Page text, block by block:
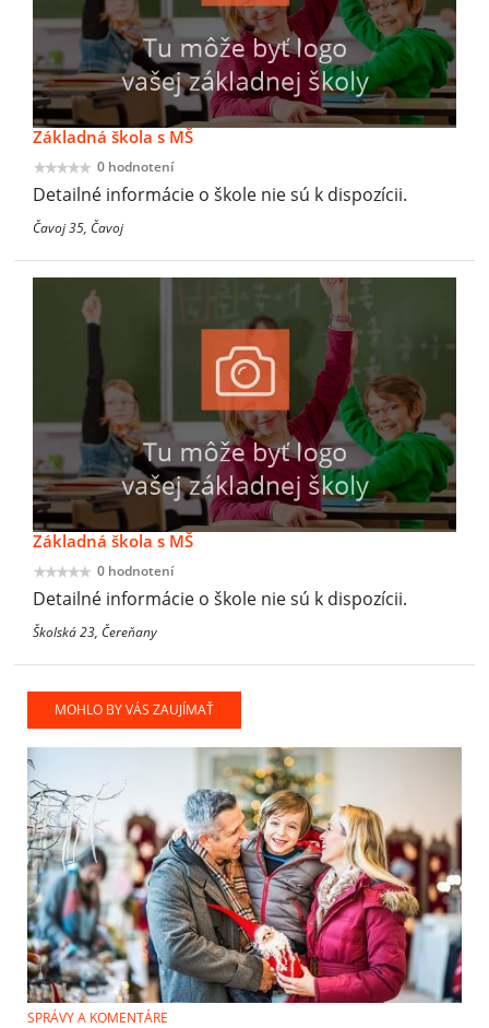
Základná škola s MŠ
0 hodnotení
Detailné informácie o škole nie sú k dispozícii.
Čavoj 35, Čavoj
Základná škola s MŠ
0 hodnotení
Detailné informácie o škole nie sú k dispozícii.
Školská 23, Čereňany
MOHLO BY VÁS ZAUJÍMAŤ
SPRÁVY A KOMENTÁRE